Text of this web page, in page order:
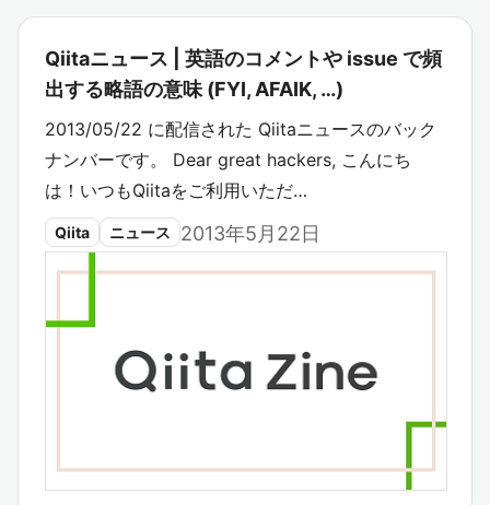
Qiitaニュース | 英語のコメントや issue で頻
出する略語の意味 (FYI, AFAIK, …)
2013/05/22 に配信された Qiitaニュースのバック
ナンバーです。 Dear great hackers, こんにち
は！いつもQiitaをご利用いただ…
Qiita ニュース 2013年5月22日